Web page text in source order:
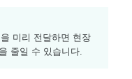
미리 전달하면 현장
줄일 수 있습니다.